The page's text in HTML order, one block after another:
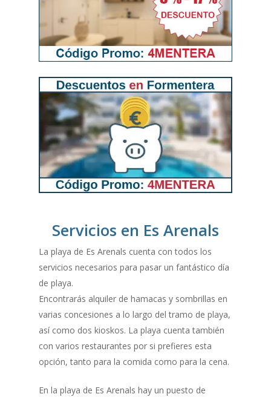
Servicios en Es Arenals
La playa de Es Arenals cuenta con todos los
servicios necesarios para pasar un fantástico día
de playa.
Encontrarás alquiler de hamacas y sombrillas en
varias concesiones a lo largo del tramo de playa,
así como dos kioskos. La playa cuenta también
con varios restaurantes por si prefieres esta
opción, tanto para la comida como para la cena.
En la playa de Es Arenals hay un puesto de